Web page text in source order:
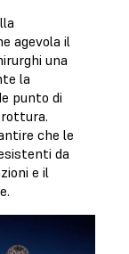
agevola il
una
la
punto di
che le
da
e il